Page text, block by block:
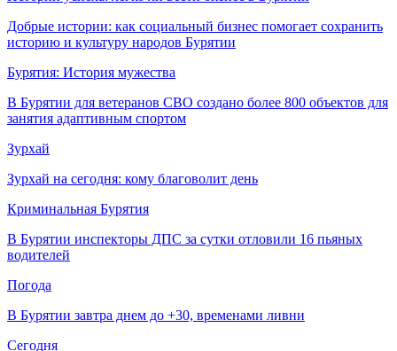
Добрые истории: как социальный бизнес помогает сохранить
историю и культуру народов Бурятии
Бурятия: История мужества
В Бурятии для ветеранов СВО создано более 800 объектов для
занятия адаптивным спортом
Зурхай
Зурхай на сегодня: кому благоволит день
Криминальная Бурятия
В Бурятии инспекторы ДПС за сутки отловили 16 пьяных
водителей
Погода
В Бурятии завтра днем до +30, временами ливни
Сегодня